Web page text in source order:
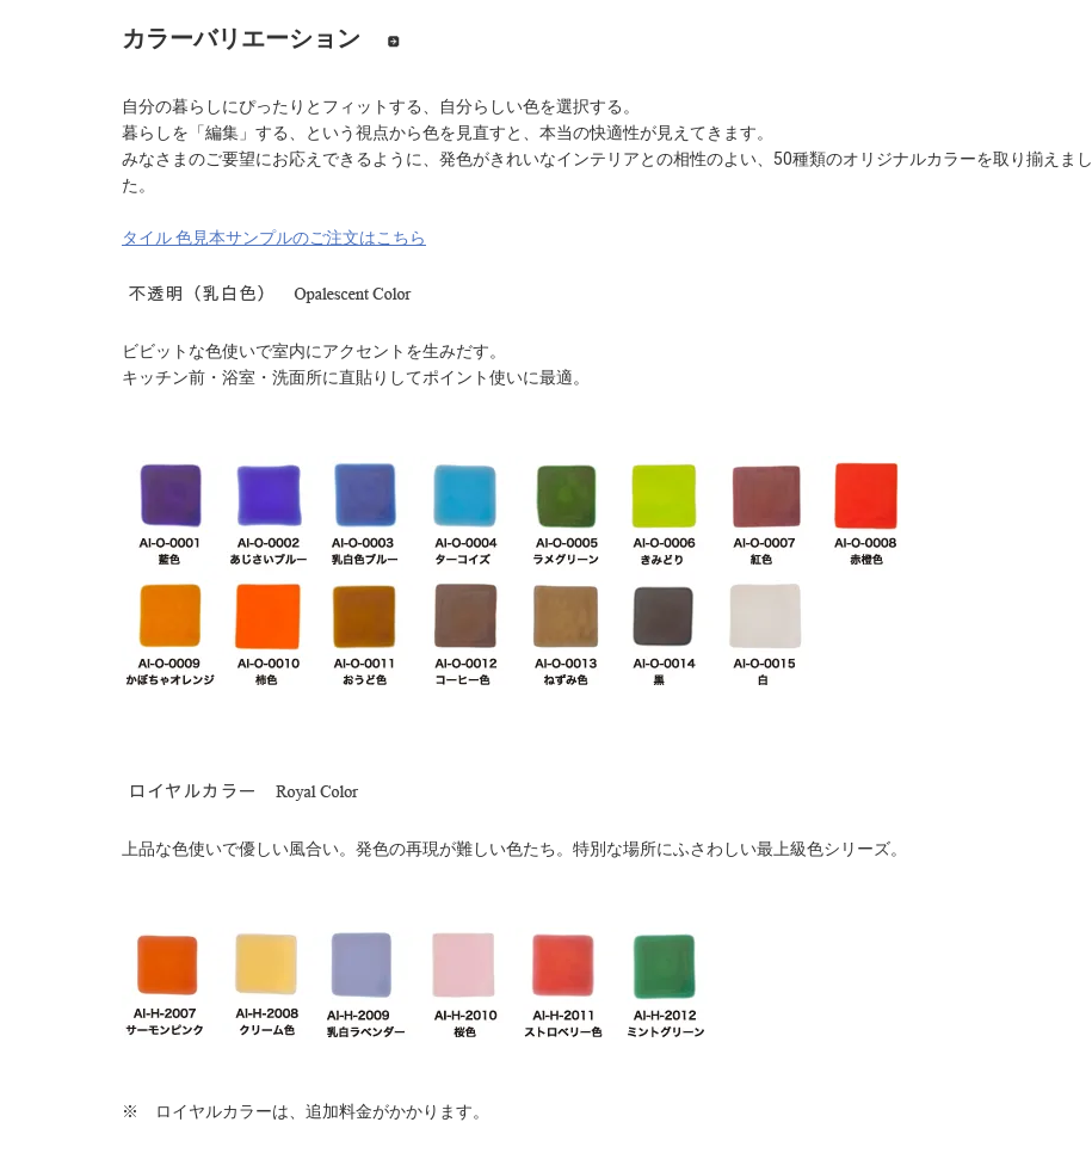
カラーバリエーション
自分の暮らしにぴったりとフィットする、自分らしい色を選択する。
暮らしを「編集」する、という視点から色を見直すと、本当の快適性が見えてきます。
みなさまのご要望にお応えできるように、発色がきれいなインテリアとの相性のよい、50種類のオリジナルカラーを取り揃えまし
た。
タイル 色見本サンプルのご注文はこちら
ビビットな色使いで室内にアクセントを生みだす。
キッチン前・浴室・洗面所に直貼りしてポイント使いに最適。
上品な色使いで優しい風合い。発色の再現が難しい色たち。特別な場所にふさわしい最上級色シリーズ。
※ ロイヤルカラーは、追加料金がかかります。